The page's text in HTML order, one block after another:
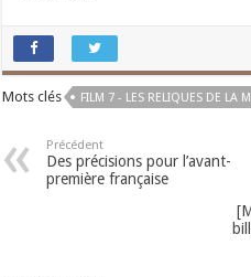
Mots clés FILM 7 - LES RELIQUES DE LA
Précédent
Des précisions pour l’avant-
première française